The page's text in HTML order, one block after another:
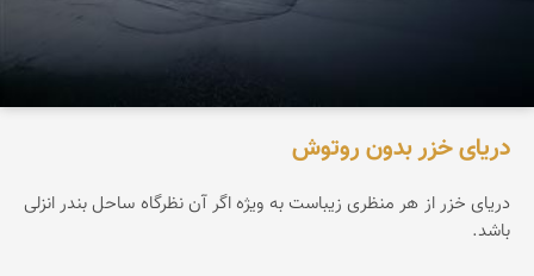
دریای خزر بدون روتوش
دریای خزر از هر منظری زیباست به ویژه اگر آن نظرگاه ساحل بندر انزلی
باشد.